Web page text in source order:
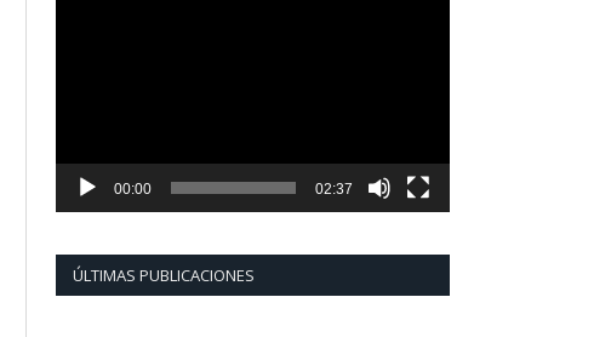
00:00 02:37
ÚLTIMAS PUBLICACIONES